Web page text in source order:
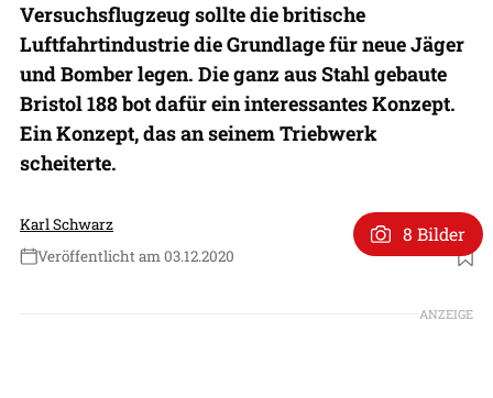
Versuchsflugzeug sollte die britische
Luftfahrtindustrie die Grundlage für neue Jäger
und Bomber legen. Die ganz aus Stahl gebaute
Bristol 188 bot dafür ein interessantes Konzept.
Ein Konzept, das an seinem Triebwerk
scheiterte.
Karl Schwarz
Veröffentlicht am 03.12.2020
8 Bilder
ANZEIGE